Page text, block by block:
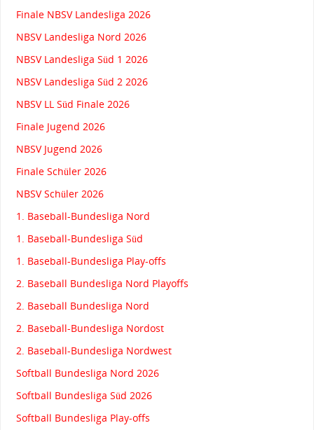
Finale NBSV Landesliga 2026
NBSV Landesliga Nord 2026
NBSV Landesliga Süd 1 2026
NBSV Landesliga Süd 2 2026
NBSV LL Süd Finale 2026
Finale Jugend 2026
NBSV Jugend 2026
Finale Schüler 2026
NBSV Schüler 2026
1. Baseball-Bundesliga Nord
1. Baseball-Bundesliga Süd
1. Baseball-Bundesliga Play-offs
2. Baseball Bundesliga Nord Playoffs
2. Baseball Bundesliga Nord
2. Baseball-Bundesliga Nordost
2. Baseball-Bundesliga Nordwest
Softball Bundesliga Nord 2026
Softball Bundesliga Süd 2026
Softball Bundesliga Play-offs